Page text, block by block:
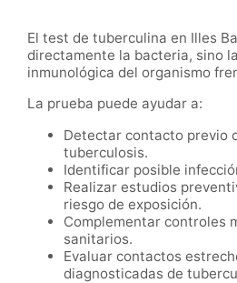
El test de tuberculina en Illes
directamente la bacteria, sino
inmunológica del organismo
La prueba puede ayudar a:
Detectar contacto previo
tuberculosis.
Identificar posible
Realizar estudios
riesgo de exposición.
Complementar controles
sanitarios.
Evaluar contactos
diagnosticadas de